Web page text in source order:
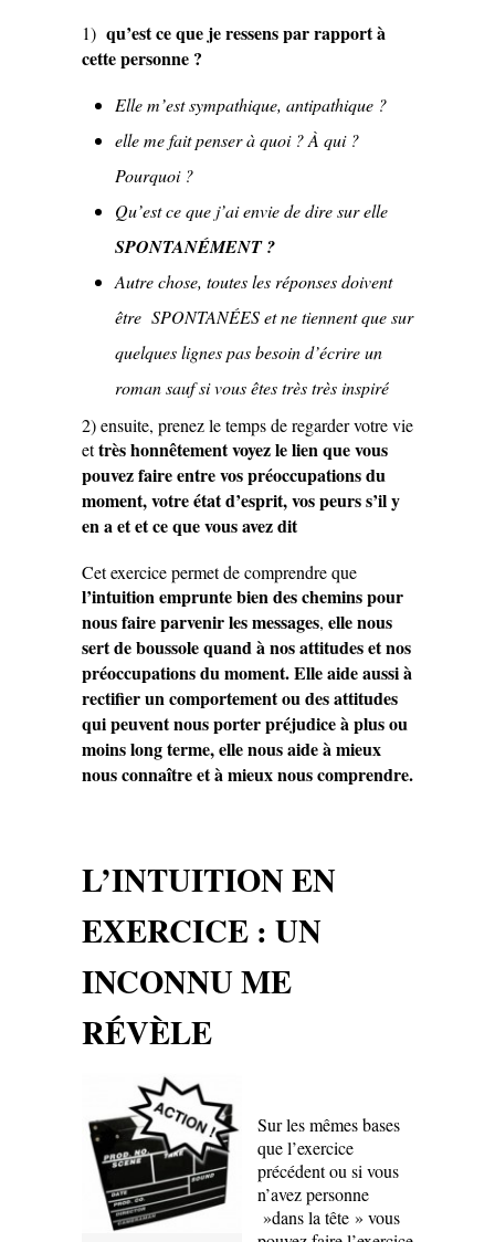
1) qu’est ce que je ressens par rapport à
cette personne ?
Elle m’est sympathique, antipathique ?
elle me fait penser à quoi ? À qui ?
Pourquoi ?
Qu’est ce que j’ai envie de dire sur elle
SPONTANÉMENT ?
Autre chose, toutes les réponses doivent
être SPONTANÉES et ne tiennent que sur
quelques lignes pas besoin d’écrire un
roman sauf si vous êtes très très inspiré
2) ensuite, prenez le temps de regarder votre vie
ettrès honnêtement voyez le lien que vous
pouvez faire entre vos préoccupations du
moment,votre état d’esprit, vos peurs s’il y
en a et et ce que vous avez dit
Cet exercice permet de comprendre que
l’intuition emprunte bien des chemins pour
nous faire parvenir les messages, elle nous
sert de boussole quand à nos attitudes et nos
préoccupations du moment. Elle aide aussi à
rectifier un comportement ou des attitudes
qui peuvent nous porter préjudice à plus ou
moins long terme, elle nous aide à mieux
nous connaître et à mieux nous comprendre.
L’INTUITION EN
EXERCICE : UN
INCONNU ME
RÉVÈLE
Sur les mêmes bases
que l’exercice
précédent ou si vous
n’avez personne
»dans la tête » vous